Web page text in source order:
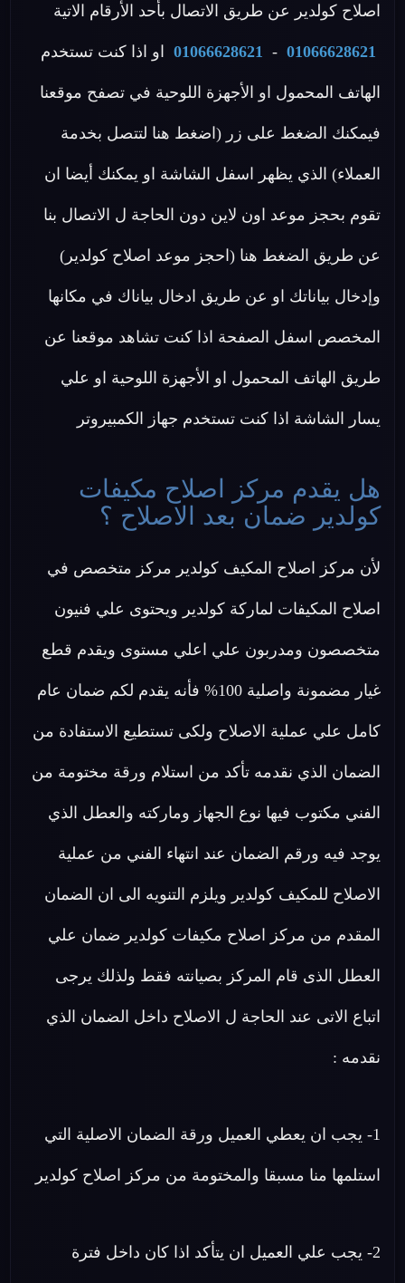
اصلاح كولدير عن طريق الاتصال بأحد الأرقام الاتية
01066628621
-
01066628621 او اذا كنت تستخدم
الهاتف المحمول او الأجهزة اللوحية في تصفح موقعنا
فيمكنك الضغط على زر (اضغط هنا لتتصل بخدمة
العملاء) الذي يظهر اسفل الشاشة او يمكنك أيضا ان
تقوم بحجز موعد اون لاين دون الحاجة ل الاتصال بنا
عن طريق الضغط هنا (احجز موعد اصلاح كولدير)
وإدخال بياناتك او عن طريق ادخال بياناك في مكانها
المخصص اسفل الصفحة اذا كنت تشاهد موقعنا عن
طريق الهاتف المحمول او الأجهزة اللوحية او علي
يسار الشاشة اذا كنت تستخدم جهاز الكمبيروتر
هل يقدم مركز اصلاح مكيفات
كولدير ضمان بعد الاصلاح ؟
لأن مركز اصلاح المكيف كولدير مركز متخصص في
اصلاح المكيفات لماركة كولدير ويحتوى علي فنيون
متخصصون ومدربون علي اعلي مستوى ويقدم قطع
غيار مضمونة واصلية 100% فأنه يقدم لكم ضمان عام
كامل علي عملية الاصلاح ولكى تستطيع الاستفادة من
الضمان الذي نقدمه تأكد من استلام ورقة مختومة من
الفني مكتوب فيها نوع الجهاز وماركته والعطل الذي
يوجد فيه ورقم الضمان عند انتهاء الفني من عملية
الاصلاح للمكيف كولدير ويلزم التنويه الى ان الضمان
المقدم من مركز اصلاح مكيفات كولدير ضمان علي
العطل الذى قام المركز بصيانته فقط ولذلك يرجى
اتباع الاتى عند الحاجة ل الاصلاح داخل الضمان الذي
نقدمه :
1- يجب ان يعطي العميل ورقة الضمان الاصلية التي
استلمها منا مسبقا والمختومة من مركز اصلاح كولدير
2- يجب علي العميل ان يتأكد اذا كان داخل فترة